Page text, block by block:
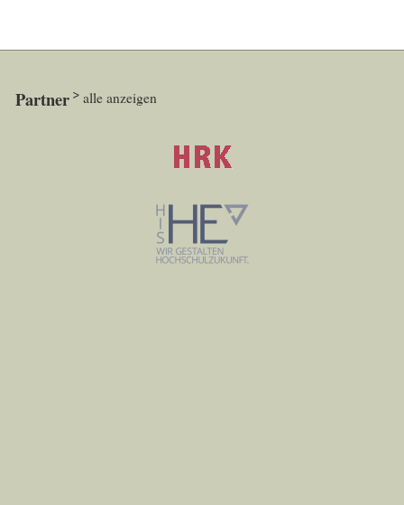
Partner alle anzeigen